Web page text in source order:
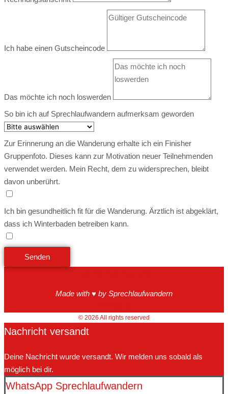
Ich habe einen Gutscheincode
Das möchte ich noch loswerden
So bin ich auf Sprechlaufwandern aufmerksam geworden
Zur Erinnerung an die Wanderung erhalte ich ein Finisher
Gruppenfoto. Dieses kann zur Motivation neuer Teilnehmenden
verwendet werden. Mein Recht, dem zu widersprechen, bleibt
davon unberührt.
Ich bin gesundheitlich fit für die Wanderung. Ärztlich ist abgeklärt,
dass ich Winterbaden betreiben kann.
Senden
Made with ♥ by Sprechlaufwandern
© 2026 All rights reserved
Nachricht versandt
Deine Nachricht wurde versandt. Wir melden uns sobald als
möglich bei dir.
WhatsApp Sprechlaufwandern